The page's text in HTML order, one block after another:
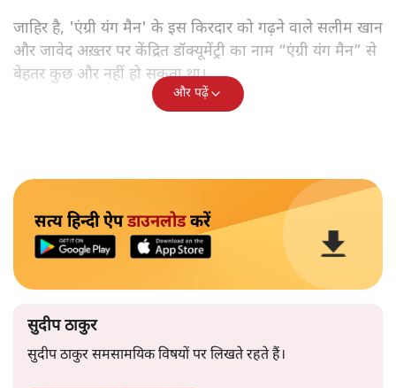
70-80 के दशक की बेस्ट जोड़ी माने जाने वाले सलीम-जावेद पर अब
एक डॉक्यूमेंट्री रिलीज हुई है। इस डॉक्यूमेंट्री का नाम है 'एंग्री यंग
यह महज संयोग नहीं है कि 1970 के दशक में जब आज़ादी से
मोहभंग की बात होने लगी थी, छात्र-युवा ग़ुस्से में थे, सड़कों पर
आंदोलन हो रहे थे, ठीक उसी समय एक नया नायक इस ग़ुस्से को
पॉलिटिकल-इकोनॉमी ही नहीं, बल्कि सामाजिक संघर्ष के लिहाज
से 1970 का दशक एक अहम मोड़ है। यह भी संयोग नहीं है कि